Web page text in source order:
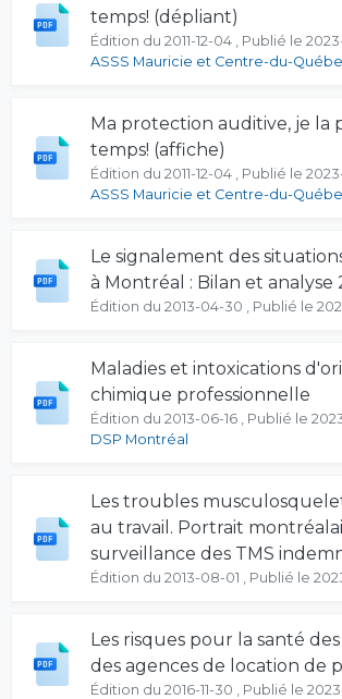
temps! (dépliant)
Édition du 2011-12-04 , Publié le 2023-
ASSS Mauricie et Centre-du-
Ma protection auditive, je la
temps! (affiche)
Édition du 2011-12-04 , Publié le 2023-
ASSS Mauricie et Centre-du-
Le signalement des
à Montréal : Bilan et analyse
Édition du 2013-04-30 , Publié le
Maladies et intoxications
chimique professionnelle
Édition du 2013-06-16 , Publié le
DSP Montréal
Les troubles
au travail. Portrait
surveillance des TMS
Édition du 2013-08-01 , Publié le
Les risques pour la santé
des agences de location de
Édition du 2016-11-30 , Publié le